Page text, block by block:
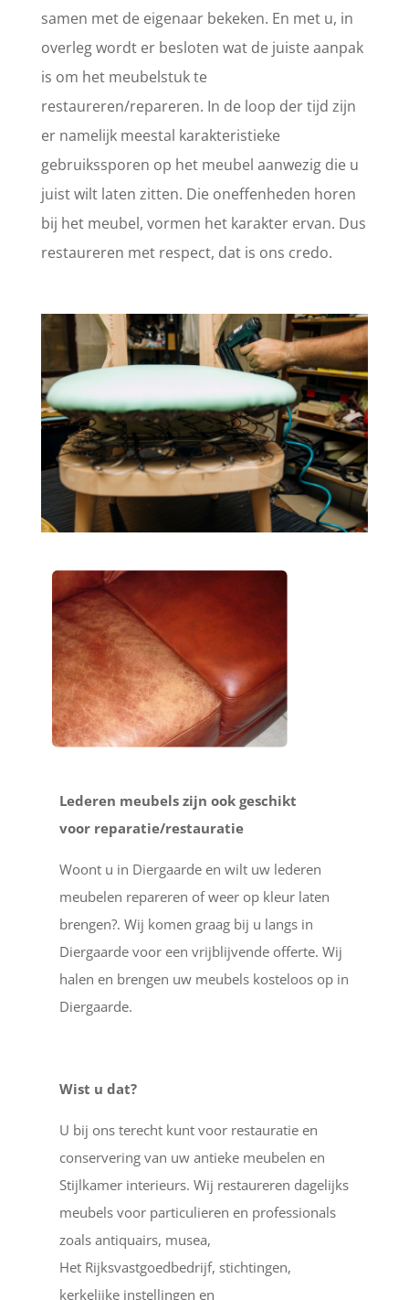
samen met de eigenaar bekeken. En met u, in
overleg wordt er besloten wat de juiste aanpak
is om het meubelstuk te
restaureren/repareren. In de loop der tijd zijn
er namelijk meestal karakteristieke
gebruikssporen op het meubel aanwezig die u
juist wilt laten zitten. Die oneffenheden horen
bij het meubel, vormen het karakter ervan. Dus
restaureren met respect, dat is ons credo.
Lederen meubels zijn ook geschikt
voor reparatie/restauratie
Woont u in Diergaarde en wilt uw lederen
meubelen repareren of weer op kleur laten
brengen?. Wij komen graag bij u langs in
Diergaarde voor een vrijblijvende offerte. Wij
halen en brengen uw meubels kosteloos op in
Diergaarde.
Wist u dat?
U bij ons terecht kunt voor restauratie en
conservering van uw antieke meubelen en
Stijlkamer interieurs. Wij restaureren dagelijks
meubels voor particulieren en professionals
zoals antiquairs, musea,
Het Rijksvastgoedbedrijf, stichtingen,
kerkelijke instellingen en